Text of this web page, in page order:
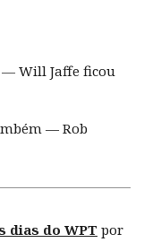
— Will Jaffe ficou
— Rob
dias do WPT por